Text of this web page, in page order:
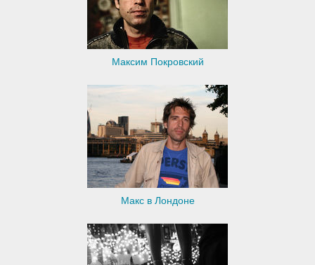
Максим Покровский
Макс в Лондоне